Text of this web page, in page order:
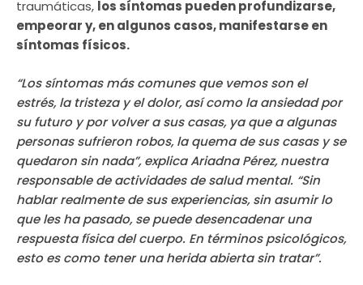
traumáticas, los síntomas pueden profundizarse,
empeorar y, en algunos casos, manifestarse en
síntomas físicos.
“Los síntomas más comunes que vemos son el
estrés, la tristeza y el dolor, así como la ansiedad por
su futuro y por volver a sus casas, ya que a algunas
personas sufrieron robos, la quema de sus casas y se
quedaron sin nada”, explica Ariadna Pérez, nuestra
responsable de actividades de salud mental. “Sin
hablar realmente de sus experiencias, sin asumir lo
que les ha pasado, se puede desencadenar una
respuesta física del cuerpo. En términos psicológicos,
esto es como tener una herida abierta sin tratar”.